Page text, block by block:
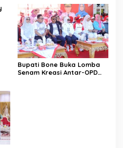
Bupati Bone Buka Lomba
Senam Kreasi Antar-OPD